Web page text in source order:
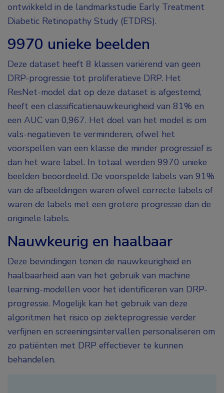
ontwikkeld in de landmarkstudie Early Treatment
Diabetic Retinopathy Study (ETDRS).
9970 unieke beelden
Deze dataset heeft 8 klassen variërend van geen
DRP-progressie tot proliferatieve DRP. Het
ResNet-model dat op deze dataset is afgestemd,
heeft een classificatienauwkeurigheid van 81% en
een AUC van 0,967. Het doel van het model is om
vals-negatieven te verminderen, ofwel het
voorspellen van een klasse die minder progressief is
dan het ware label. In totaal werden 9970 unieke
beelden beoordeeld. De voorspelde labels van 91%
van de afbeeldingen waren ofwel correcte labels of
waren de labels met een grotere progressie dan de
originele labels.
Nauwkeurig en haalbaar
Deze bevindingen tonen de nauwkeurigheid en
haalbaarheid aan van het gebruik van machine
learning-modellen voor het identificeren van DRP-
progressie. Mogelijk kan het gebruik van deze
algoritmen het risico op ziekteprogressie verder
verfijnen en screeningsintervallen personaliseren om
zo patiënten met DRP effectiever te kunnen
behandelen.